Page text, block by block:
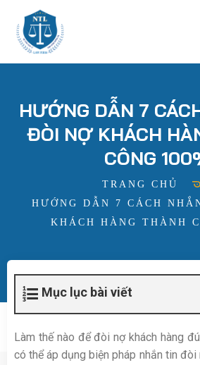
HƯỚNG DẪN 7
ĐÒI NỢ KHÁCH
CÔNG
TRANG CHỦ
HƯỚNG DẪN 7 CÁCH
KHÁCH HÀNG THÀNH
Mục lục bài viết
Làm thế nào để đòi nợ khách hàng
có thể áp dụng biện pháp nhắn tin